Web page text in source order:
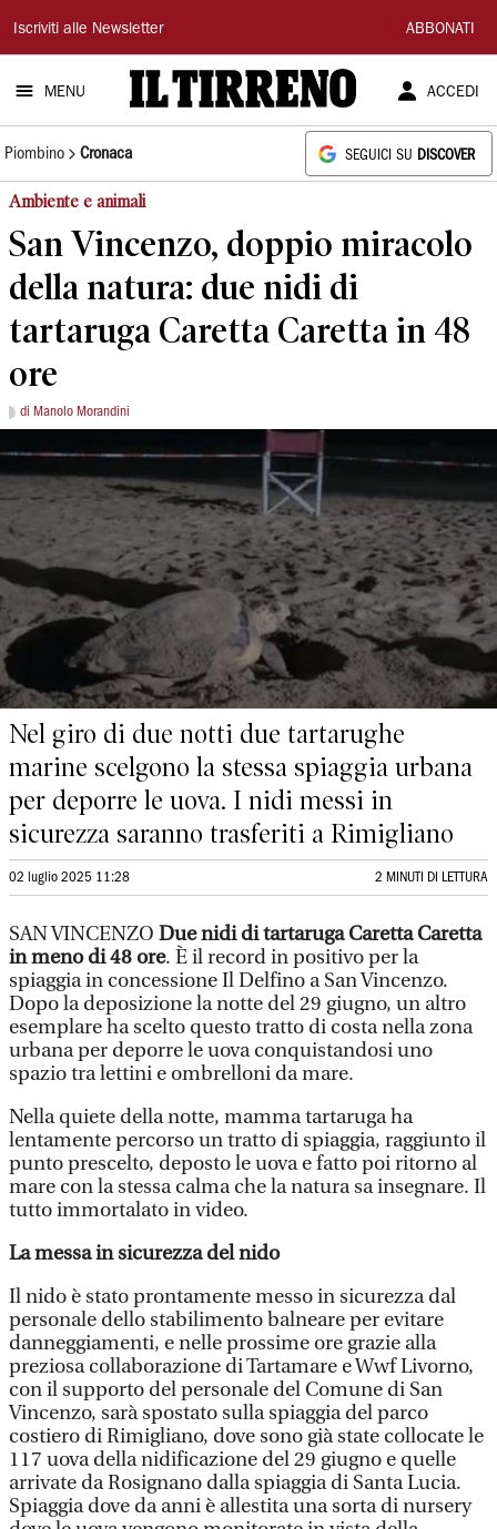
Il
Tirreno
Iscriviti alle Newsletter ABBONATI
MENU ACCEDI
Piombino Cronaca SEGUICI SU DISCOVER
Ambiente e animali
San Vincenzo, doppio miracolo
della natura: due nidi di
tartaruga Caretta Caretta in 48
ore
di Manolo Morandini
Nel giro di due notti due tartarughe
marine scelgono la stessa spiaggia urbana
per deporre le uova. I nidi messi in
sicurezza saranno trasferiti a Rimigliano
02 luglio 2025 11:28 2 MINUTI DI LETTURA
SAN VINCENZO Due nidi di tartaruga Caretta Caretta
in meno di 48 ore. È il record in positivo per la
spiaggia in concessione Il Delfino a San Vincenzo.
Dopo la deposizione la notte del 29 giugno, un altro
esemplare ha scelto questo tratto di costa nella zona
urbana per deporre le uova conquistandosi uno
spazio tra lettini e ombrelloni da mare.
Nella quiete della notte, mamma tartaruga ha
lentamente percorso un tratto di spiaggia, raggiunto il
punto prescelto, deposto le uova e fatto poi ritorno al
mare con la stessa calma che la natura sa insegnare. Il
tutto immortalato in video.
La messa in sicurezza del nido
Il nido è stato prontamente messo in sicurezza dal
personale dello stabilimento balneare per evitare
danneggiamenti, e nelle prossime ore grazie alla
preziosa collaborazione di Tartamare e Wwf Livorno,
con il supporto del personale del Comune di San
Vincenzo, sarà spostato sulla spiaggia del parco
costiero di Rimigliano, dove sono già state collocate le
117 uova della nidificazione del 29 giugno e quelle
arrivate da Rosignano dalla spiaggia di Santa Lucia.
Spiaggia dove da anni è allestita una sorta di nursery